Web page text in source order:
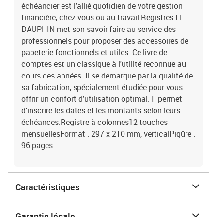
échéancier est l'allié quotidien de votre gestion
financière, chez vous ou au travail.Registres LE
DAUPHIN met son savoir-faire au service des
professionnels pour proposer des accessoires de
papeterie fonctionnels et utiles. Ce livre de
comptes est un classique à l'utilité reconnue au
cours des années. Il se démarque par la qualité de
sa fabrication, spécialement étudiée pour vous
offrir un confort d'utilisation optimal. Il permet
d'inscrire les dates et les montants selon leurs
échéances.Registre à colonnes12 touches
mensuellesFormat : 297 x 210 mm, verticalPiqûre :
96 pages
Caractéristiques